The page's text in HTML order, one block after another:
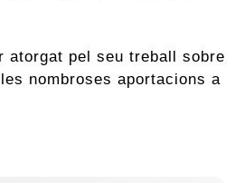
atorgat pel seu treball sobre
nombroses aportacions a